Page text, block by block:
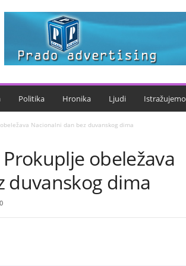
Politika Hronika Ljudi Istražujemo
Nacionalni dan bez duvanskog dima
obeležava
duvanskog dima
0